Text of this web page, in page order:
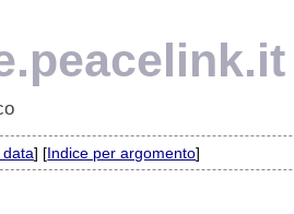
data] [Indice per argomento]